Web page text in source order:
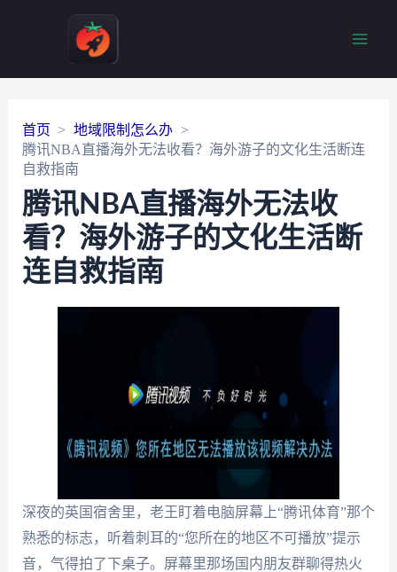
首页
地域限制怎么办
腾讯NBA直播海外无法收看？海外游子的文化生活断连
自救指南
腾讯NBA直播海外无法收
看？海外游子的文化生活断
连自救指南
深夜的英国宿舍里，老王盯着电脑屏幕上“腾讯体育”那个
熟悉的标志，听着刺耳的“您所在的地区不可播放”提示
音，气得拍了下桌子。屏幕里那场国内朋友群聊得热火